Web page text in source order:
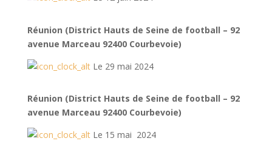
Réunion (District Hauts de Seine de football – 92
avenue Marceau 92400 Courbevoie)
Le 29 mai 2024
Réunion (District Hauts de Seine de football – 92
avenue Marceau 92400 Courbevoie)
Le 15 mai 2024